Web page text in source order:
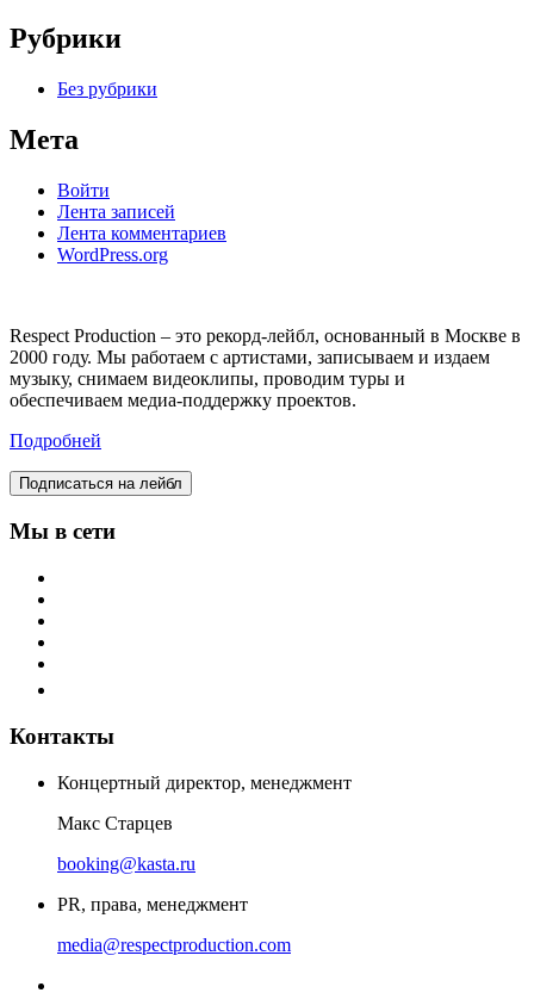
Рубрики
Без рубрики
Мета
Войти
Лента записей
Лента комментариев
WordPress.org
Respect Production – это рекорд-лейбл, основанный в Москве в
2000 году. Мы работаем с артистами, записываем и издаем
музыку, снимаем видеоклипы, проводим туры и
обеспечиваем медиа-поддержку проектов.
Подробней
Подписаться на лейбл
Мы в сети
Контакты
Концертный директор, менеджмент
Макс Старцев
booking@kasta.ru
PR, права, менеджмент
media@respectproduction.com